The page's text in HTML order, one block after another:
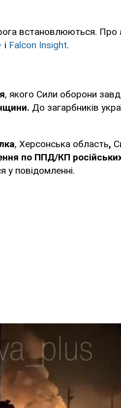
встановлюються. Про
і Falcon Insight.
, якого Сили оборони
До загарбників
, Херсонська область,
по ППД/КП російських
у повідомленні.